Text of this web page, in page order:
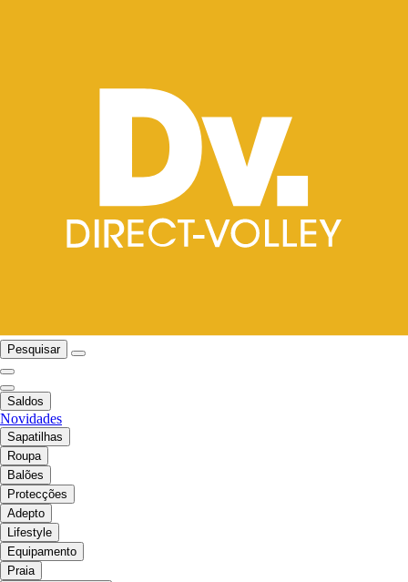
Pesquisar
Saldos
Novidades
Sapatilhas
Roupa
Balões
Protecções
Adepto
Lifestyle
Equipamento
Praia